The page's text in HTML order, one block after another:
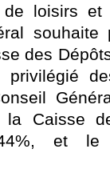
loisirs
souhaite
des
Caisse
et